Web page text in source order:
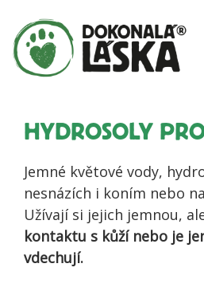
HYDROSOLY
Jemné květové vody,
nesnázích i koním nebo
Užívají si jejich jemnou,
kontaktu s kůží nebo je
vdechují.